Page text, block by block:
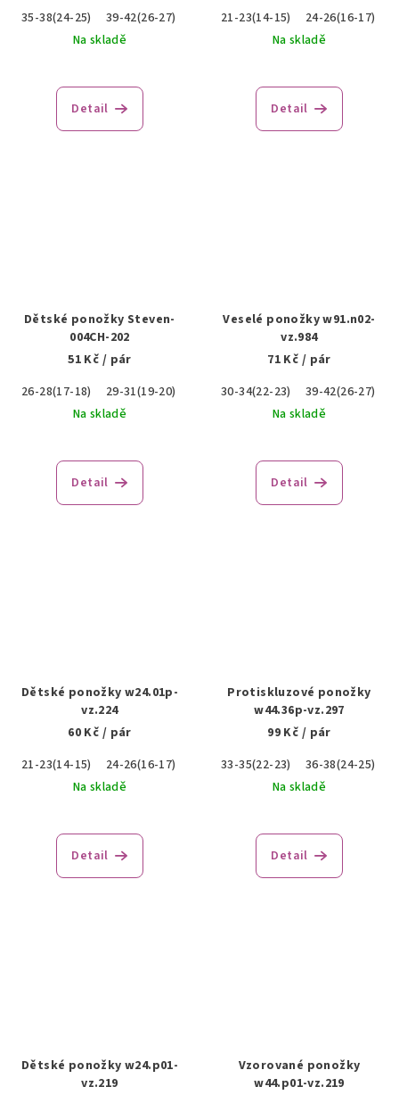
35-38(24-25) 39-42(26-27)
43-46(28-30)
Na skladě
Detail
21-23(14-15)
24-26(16-17)
Na skladě
Detail
Dětské ponožky Steven-
004CH-202
51 Kč / pár
26-28(17-18)
29-31(19-20)
Na skladě
Detail
Veselé ponožky w91.n02-
vz.984
71 Kč / pár
30-34(22-23)
39-42(26-27)
Na skladě
Detail
Dětské ponožky w24.01p-
vz.224
60 Kč / pár
21-23(14-15)
24-26(16-17)
Na skladě
Detail
Protiskluzové ponožky
w44.36p-vz.297
99 Kč / pár
33-35(22-23)
36-38(24-25)
Na skladě
Detail
Dětské ponožky w24.p01-
vz.219
Vzorované ponožky
w44.p01-vz.219